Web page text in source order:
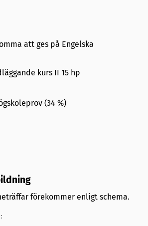
att ges på Engelska
kurs II 15 hp
(34 %)
förekommer enligt schema.